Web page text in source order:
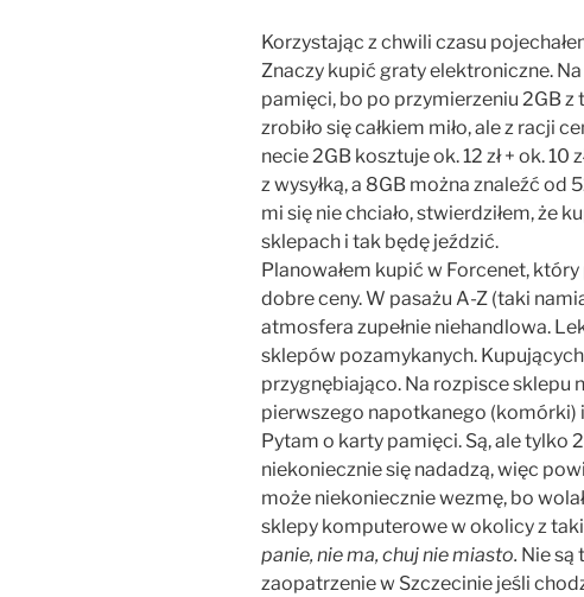
Korzystając z chwili czasu
Znaczy kupić graty elektroniczne.
pamięci, bo po przymierzeniu 2GB
zrobiło się całkiem miło, ale z racji
necie 2GB kosztuje ok. 12 zł + ok. 10
z wysyłką, a 8GB można znaleźć od
mi się nie chciało, stwierdziłem, że
sklepach i tak będę jeździć.
Planowałem kupić w Forcenet,
dobre ceny. W pasażu A-Z (taki
atmosfera zupełnie niehandlowa.
sklepów pozamykanych.
przygnębiająco. Na rozpisce sklepu
pierwszego napotkanego (komórki)
Pytam o karty pamięci. Są, ale tylko
niekoniecznie się nadadzą, więc
może niekoniecznie wezmę, bo
sklepy komputerowe w okolicy z
panie, nie ma, chuj nie miasto. Nie są
zaopatrzenie w Szczecinie jeśli